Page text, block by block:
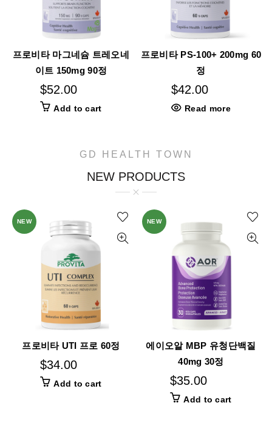
프로비타 마그네슘 트레오네
이트 150mg 90정
$52.00
Add to cart
프로비타 PS-100+ 200mg 60
정
$42.00
Read more
GD HEALTH TOWN
NEW PRODUCTS
NEW
프로비타 UTI 프로 60정
$34.00
Add to cart
NEW
에이오알 MBP 유청단백질
40mg 30정
$35.00
Add to cart